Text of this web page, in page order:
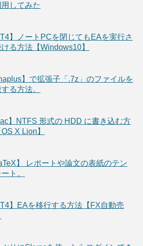
用してみた
】ノートPCを閉じてもEAを実行さ
る方法【Windows10】
】で拡張子「.7z」のファイルを
る方法。
】NTFS 形式の HDD に書き込む方
X Lion】
】 レポートや論文の表紙のテン
ト。
】EAを移行する方法【FX自動売